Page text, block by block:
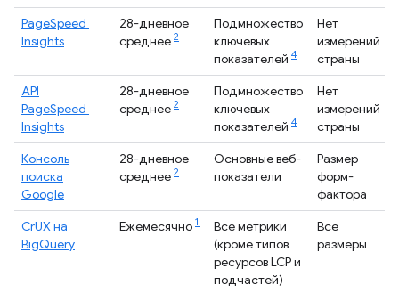
PageSpeed ​​
Insights
28-дневное
среднее 2
Подмножество
ключевых
показателей 4
Нет
измерений
страны
API
PageSpeed ​​
Insights
28-дневное
среднее 2
Подмножество
ключевых
показателей 4
Нет
измерений
страны
Консоль
поиска
Google
28-дневное
среднее 2
Основные веб-
показатели
Размер
форм-
фактора
CrUX на
BigQuery
Ежемесячно 1
Все метрики
(кроме типов
ресурсов LCP и
подчастей)
Все
размеры